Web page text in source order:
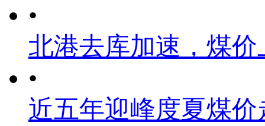
•
北港去库加速，煤
•
近五年迎峰度夏煤价